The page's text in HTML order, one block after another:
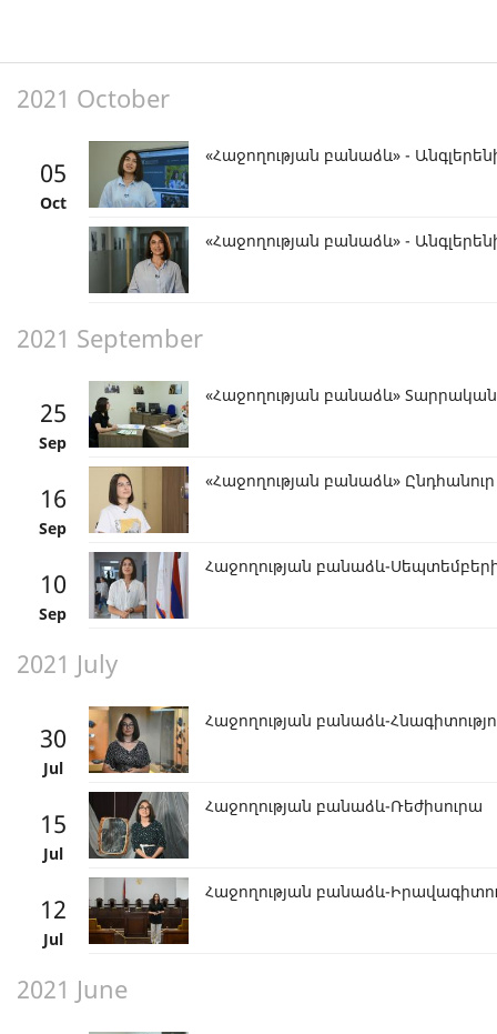
2021 October
05
Oct
«Հաջողության բանաձև» -
«Հաջողության բանաձև» -
2021 September
25
Sep
«Հաջողության բանաձև»
16
Sep
«Հաջողության բանաձև» Ընդհանուր
10
Sep
Հաջողության բանաձև-
2021 July
30
Jul
Հաջողության բանաձև-
15
Jul
Հաջողության բանաձև-Ռեժիսուրա
12
Jul
Հաջողության բանաձև-
2021 June